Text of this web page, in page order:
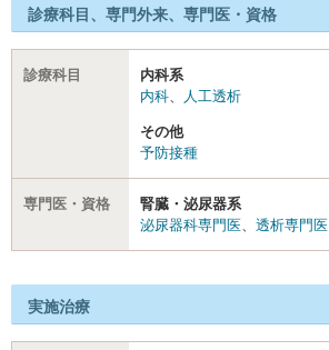
診療科目、専門外来、専門医・資格
診療科目
内科系
内科、 人工透析
その他
予防接種
専門医・資格
腎臓・泌尿器系
泌尿器科専門医、 透析専門医
実施治療